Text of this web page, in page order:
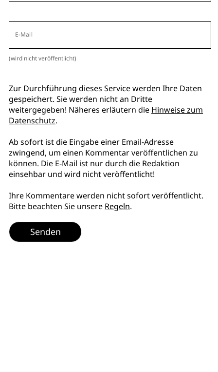
E-Mail
(wird nicht veröffentlicht)
Zur Durchführung dieses Service werden Ihre Daten
gespeichert. Sie werden nicht an Dritte
weitergegeben! Näheres erläutern die Hinweise zum
Datenschutz.
Ab sofort ist die Eingabe einer Email-Adresse
zwingend, um einen Kommentar veröffentlichen zu
können. Die E-Mail ist nur durch die Redaktion
einsehbar und wird nicht veröffentlicht!
Ihre Kommentare werden nicht sofort veröffentlicht.
Bitte beachten Sie unsere Regeln.
Senden